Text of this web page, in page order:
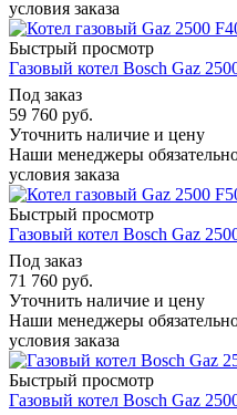
условия заказа
Быстрый просмотр
Газовый котел Bosch Gaz
Под заказ
59 760 руб.
Уточнить наличие и цену
Наши менеджеры
условия заказа
Быстрый просмотр
Газовый котел Bosch Gaz
Под заказ
71 760 руб.
Уточнить наличие и цену
Наши менеджеры
условия заказа
Быстрый просмотр
Газовый котел Bosch Gaz